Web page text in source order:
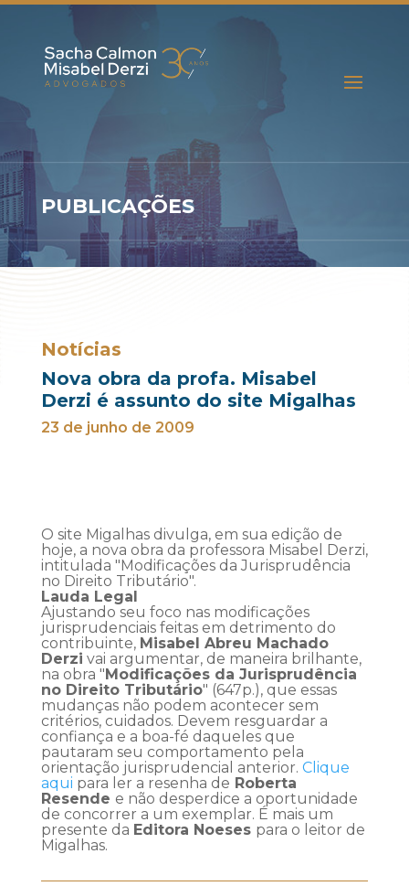
PUBLICAÇÕES
Notícias
Nova obra da profa. Misabel
Derzi é assunto do site Migalhas
23 de junho de 2009
O site Migalhas divulga, em sua edição de
hoje, a nova obra da professora Misabel Derzi,
intitulada "Modificações da Jurisprudência
no Direito Tributário".
Lauda Legal
Ajustando seu foco nas modificações
jurisprudenciais feitas em detrimento do
contribuinte, Misabel Abreu Machado
Derzi vai argumentar, de maneira brilhante,
na obra "Modificações da Jurisprudência
no Direito Tributário" (647p.), que essas
mudanças não podem acontecer sem
critérios, cuidados. Devem resguardar a
confiança e a boa-fé daqueles que
pautaram seu comportamento pela
orientação jurisprudencial anterior. Clique
aqui para ler a resenha de Roberta
Resende e não desperdice a oportunidade
de concorrer a um exemplar. É mais um
presente da Editora Noeses para o leitor de
Migalhas.